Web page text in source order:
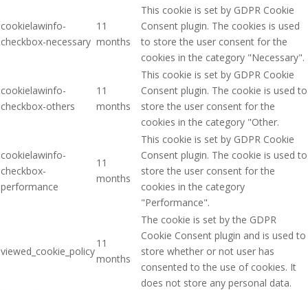
cookielawinfo-
checkbox-necessary
11
months
This cookie is set by GDPR Cookie
Consent plugin. The cookies is used
to store the user consent for the
cookies in the category "Necessary".
cookielawinfo-
checkbox-others
11
months
This cookie is set by GDPR Cookie
Consent plugin. The cookie is used to
store the user consent for the
cookies in the category "Other.
cookielawinfo-
checkbox-
performance
11
months
This cookie is set by GDPR Cookie
Consent plugin. The cookie is used to
store the user consent for the
cookies in the category
"Performance".
viewed_cookie_policy
11
months
The cookie is set by the GDPR
Cookie Consent plugin and is used to
store whether or not user has
consented to the use of cookies. It
does not store any personal data.